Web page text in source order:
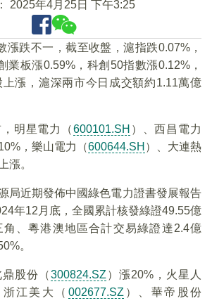
2025年4月25日 下午3:25
漲跌不一，截至收盤，滬指跌0.07%，
業板漲0.59%，科創50指數漲0.12%，
漲，滬深兩市今日成交額約1.11萬億
明星電力（600101.SH ）、西昌電力
，樂山電力（600644.SH ）、大連熱
漲。
局近期發佈中國綠色電力證書發展報告
年12月底，全國累計核發綠證49.55億
、粵港澳地區合計交易綠證達2.4億
。
股份（300824.SZ ）漲20%，火星人
浙江美大（ 002677.SZ ）、華帝股份